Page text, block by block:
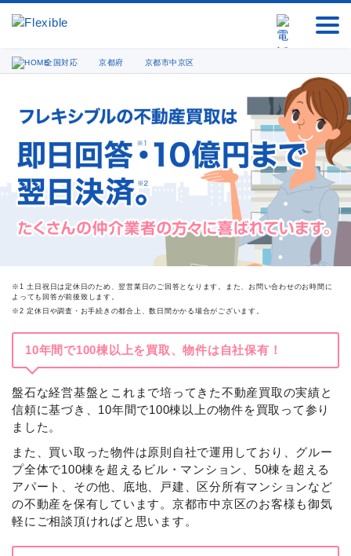
全国対応 京都府 京都市中京区
※1 土日祝日は定休日のため、翌営業日のご回答となります。また、お問い合わせのお時間に
よっても回答が前後致します。
※2 定休日や調査・お手続きの都合上、数日間かかる場合がございます。
10年間で100棟以上を買取、物件は自社保有！
盤石な経営基盤とこれまで培ってきた不動産買取の実績と
信頼に基づき、10年間で100棟以上の物件を買取って参り
ました。
また、買い取った物件は原則自社で運用しており、グルー
プ全体で100棟を超えるビル・マンション、50棟を超える
アパート、その他、底地、戸建、区分所有マンションなど
の不動産を保有しています。京都市中京区のお客様も御気
軽にご相談頂ければと思います。